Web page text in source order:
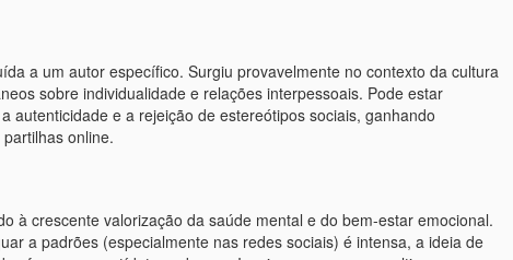
a um autor específico. Surgiu provavelmente no contexto da cultura
sobre individualidade e relações interpessoais. Pode estar
autenticidade e a rejeição de estereótipos sociais, ganhando
online.
à crescente valorização da saúde mental e do bem-estar emocional.
a padrões (especialmente nas redes sociais) é intensa, a ideia de